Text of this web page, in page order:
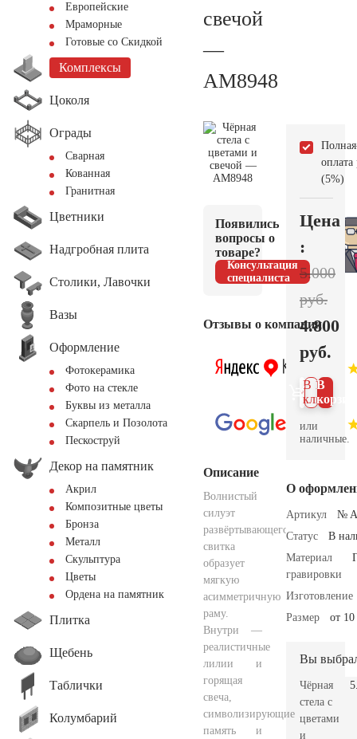
Европейские
Мраморные
Готовые со Скидкой
Комплексы
Цоколя
Ограды
Сварная
Кованная
Гранитная
Цветники
Надгробная плита
Столики, Лавочки
Вазы
Оформление
Фотокерамика
Фото на стекле
Буквы из металла
Скарпель и Позолота
Пескоструй
Декор на памятник
Акрил
Композитные цветы
Бронза
Металл
Скульптура
Цветы
Ордена на памятник
Плитка
Щебень
Таблички
Колумбарий
свечой
—
AM8948
Появились
вопросы о
товаре?
Консультация
специалиста
Отзывы о компании
Описание
Волнистый
силуэт
развёртывающегося
свитка
образует
мягкую
асимметричную
раму.
Внутри —
реалистичные
лилии и
горящая
свеча,
символизирующие
память и
Полная
оплата
(5%)
Цена
:
5.000
руб.
4.800
руб.
В
В 1
клик
или
наличные.
О
Артикул
№
Статус
В
Материал
гравировки
Изготовление
Размер
от
Вы
Чёрная
стела с
цветами
и